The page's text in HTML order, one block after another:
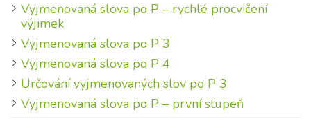
Vyjmenovaná slova po P – rychlé procvičení
výjimek
Vyjmenovaná slova po P 3
Vyjmenovaná slova po P 4
Určování vyjmenovaných slov po P 3
Vyjmenovaná slova po P – první stupeň